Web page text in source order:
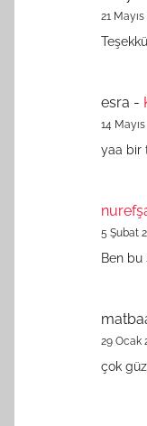
21 Mayıs
esra -
14
yaa bir
5 Şubat
Ben bu
29 Ocak
çok